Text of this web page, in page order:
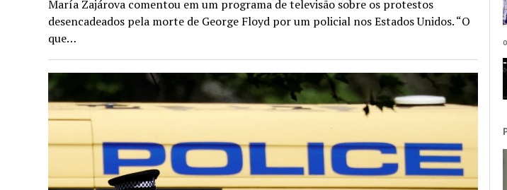
María Zajárova comentou em um programa de televisão sobre os protestos
desencadeados pela morte de George Floyd por um policial nos Estados Unidos. “O
que…